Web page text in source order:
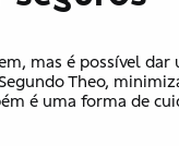
mas é possível dar
Theo,
é uma forma de